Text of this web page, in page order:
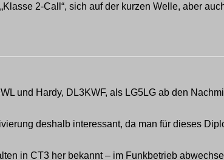
2-Call“, sich auf der kurzen Welle, aber
und Hardy, DL3KWF, als LG5LG ab den
deshalb interessant, da man für dieses
in CT3 her bekannt – im Funkbetrieb